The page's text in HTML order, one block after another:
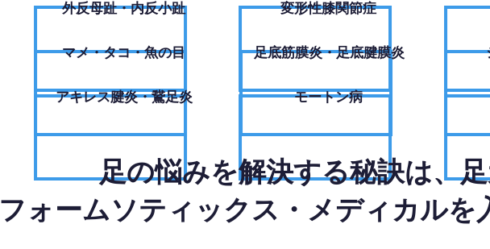
外反母趾・内反小趾
​マメ・タコ・魚の目
アキレス腱炎・鵞足炎
変形性膝関節症
足底筋膜炎・足底腱膜炎
モートン病
足の悩みを解決する秘訣は、
フォームソティックス・メディカルを